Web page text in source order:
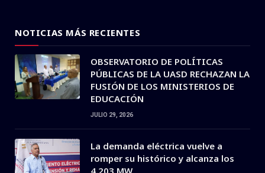
NOTICIAS MÁS RECIENTES
OBSERVATORIO DE POLÍTICAS
PÚBLICAS DE LA UASD RECHAZAN LA
FUSIÓN DE LOS MINISTERIOS DE
EDUCACIÓN
JULIO 29, 2026
La demanda eléctrica vuelve a
romper su histórico y alcanza los
4,203 MW